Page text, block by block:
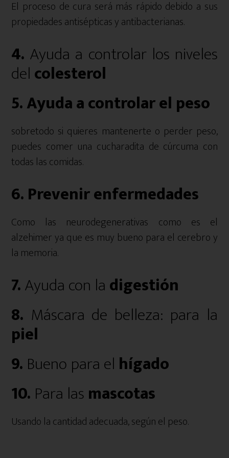
El proceso de cura será más rápido debido a sus
propiedades antisépticas y antibacterianas.
4. Ayuda a controlar los niveles
delcolesterol
5. Ayuda a controlar el peso
sobretodo si quieres mantenerte o perder peso,
puedes comer una cucharadita de cúrcuma con
todas las comidas.
6. Prevenir enfermedades
Como las neurodegenerativas como es el
alzehimer ya que es muy bueno para el cerebro y
la memoria.
7.Ayuda con ladigestión
8. Máscara de belleza: para la
piel
9. Bueno para el hígado
10. Para lasmascotas
Usando la cantidad adecuada, según el peso.